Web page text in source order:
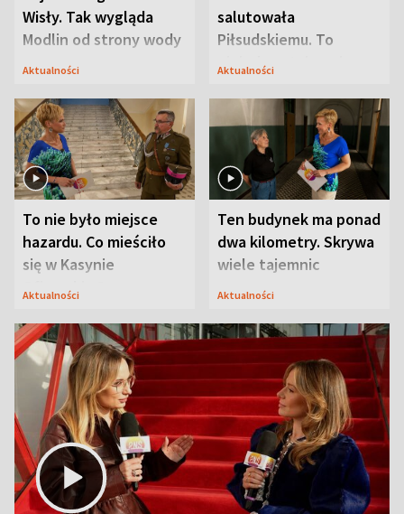
Wisły. Tak wygląda
Modlin od strony wody
Aktualności
salutowała
Piłsudskiemu. To
niejedyna tajemnica
Aktualności
To nie było miejsce
hazardu. Co mieściło
się w Kasynie
Oficerskim?
Aktualności
Ten budynek ma ponad
dwa kilometry. Skrywa
wiele tajemnic
Aktualności